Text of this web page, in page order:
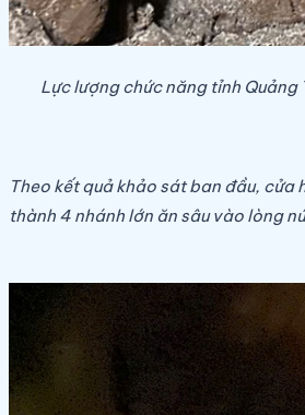
Lực lượng chức năng tỉnh
Theo kết quả khảo sát ban đầu,
thành 4 nhánh lớn ăn sâu vào lòng